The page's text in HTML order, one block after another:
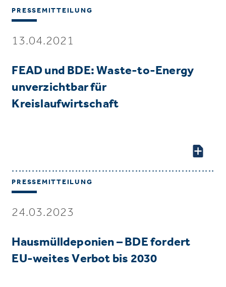
PRESSEMITTEILUNG
13.04.2021
FEAD und BDE: Waste-to-Energy
unverzichtbar für
Kreislaufwirtschaft
PRESSEMITTEILUNG
24.03.2023
Hausmülldeponien – BDE fordert
EU-weites Verbot bis 2030